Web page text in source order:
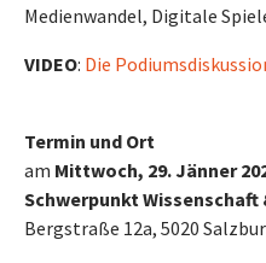
Medienwandel, Digitale
VIDEO: Die
Termin und Ort
am Mittwoch, 29. Jänner
Schwerpunkt
Bergstraße 12a, 5020